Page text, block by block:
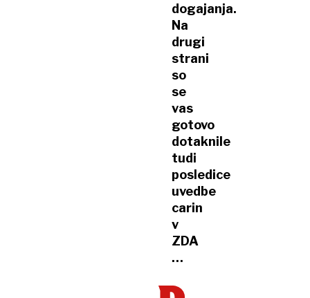
dogajanja.
Na
drugi
strani
so
se
vas
gotovo
dotaknile
tudi
posledice
uvedbe
carin
v
ZDA
…